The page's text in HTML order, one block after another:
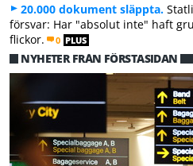
20.000 dokument släppta.
försvar: Har "absolut inte" haft
flickor.
0 PLUS
NYHETER FRÅN FÖRSTASIDAN